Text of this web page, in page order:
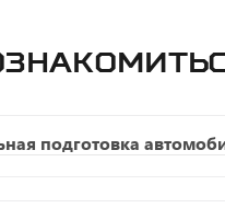
подготовка